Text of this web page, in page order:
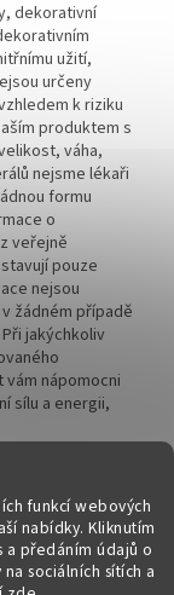
funkcí webových
nabídky. Kliknutím
a předáním údajů o
sociálních sítích a
dekorativní
užití,
určeny
k riziku
produktem s
váha,
nejsme lékaři
formu
o
veřejně
pouze
nejsou
žádném případě
jakýchkoliv
nápomocni
sílu a energii,